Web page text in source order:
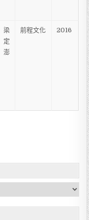
梁
定
澎
前程文化 2016